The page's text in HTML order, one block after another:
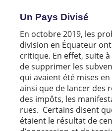
Un Pays Divisé
En octobre 2019, les
division en Équateur
critique. En effet, suite
de supprimer les
qui avaient été mises
ainsi que de lancer des
des impôts, les
rues. Certains disent
étaient le résultat de